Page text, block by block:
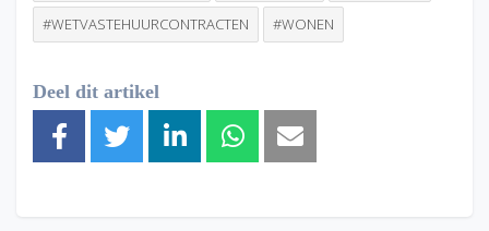
#WETVASTEHUURCONTRACTEN #WONEN
Deel dit artikel